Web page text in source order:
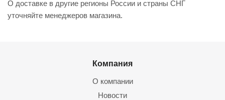
О доставке в другие регионы России и страны СНГ
уточняйте менеджеров магазина.
Компания
О компании
Новости